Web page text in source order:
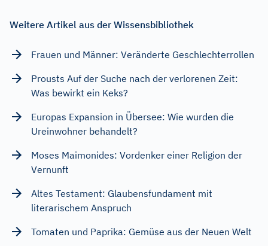
Weitere Artikel aus der Wissensbibliothek
Frauen und Männer: Veränderte Geschlechterrollen
Prousts Auf der Suche nach der verlorenen Zeit:
Was bewirkt ein Keks?
Europas Expansion in Übersee: Wie wurden die
Ureinwohner behandelt?
Moses Maimonides: Vordenker einer Religion der
Vernunft
Altes Testament: Glaubensfundament mit
literarischem Anspruch
Tomaten und Paprika: Gemüse aus der Neuen Welt